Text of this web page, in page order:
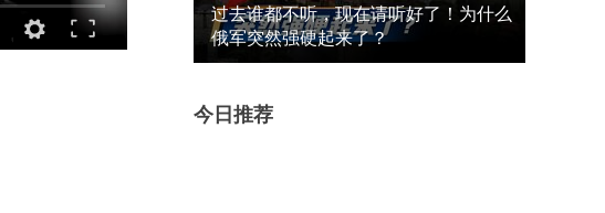
过去谁都不听，现在请听好了！为什么
俄军突然强硬起来了？
今日推荐